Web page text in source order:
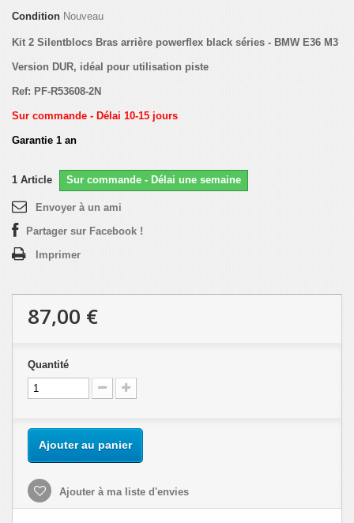
Condition Nouveau
Kit 2 Silentblocs Bras arrière powerflex black séries - BMW E36 M3
Version DUR, idéal pour utilisation piste
Ref: PF-R53608-2N
Sur commande - Délai 10-15 jours
Garantie 1 an
1 Article Sur commande - Délai une semaine
Envoyer à un ami
Partager sur Facebook !
Imprimer
87,00 €
Quantité
Ajouter au panier
Ajouter à ma liste d'envies